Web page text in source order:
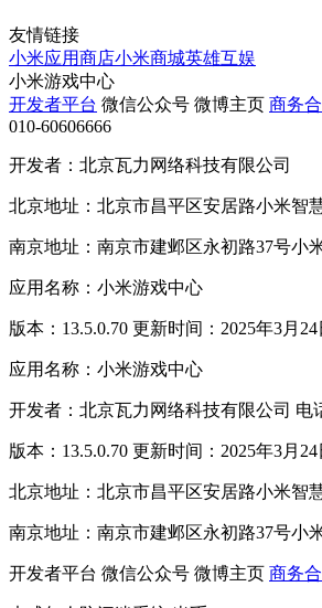
友情链接
小米应用商店小米商城英雄互娱
小米游戏中心
开发者平台 微信公众号 微博主页 商务
010-60606666
开发者：北京瓦力网络科技有限公司
北京地址：北京市昌平区安居路小米智
南京地址：南京市建邺区永初路37号小
应用名称：小米游戏中心
版本：13.5.0.70 更新时间：2025年3月24
应用名称：小米游戏中心
开发者：北京瓦力网络科技有限公司 电
版本：13.5.0.70 更新时间：2025年3月24
北京地址：北京市昌平区安居路小米智
南京地址：南京市建邺区永初路37号小
开发者平台 微信公众号 微博主页 商务